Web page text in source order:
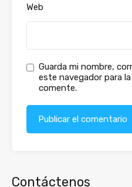
Web
Guarda mi nombre,
este navegador para
comente.
Contáctenos